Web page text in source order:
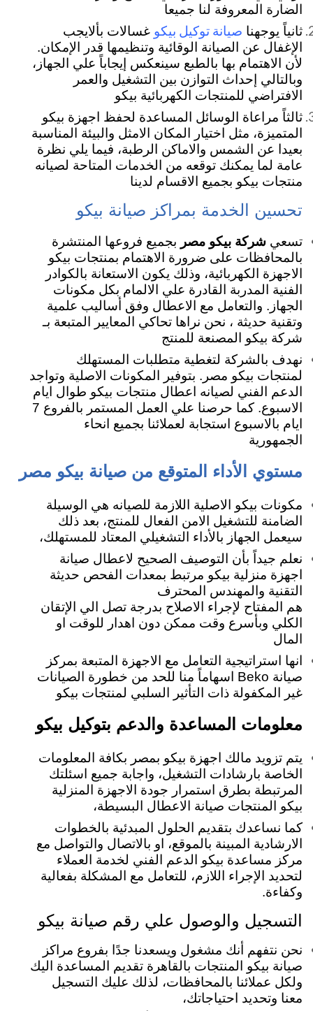
الضارة المعروفة لنا جميعا
ثانياً يوجهنا صيانة توكيل بيكو غسالات بألايجب
الإغفال عن الصيانة الوقائية وتنظيمها قدر الإمكان.
لأن الاهتمام بها بالطبع سينعكس إيجاباً علي الجهاز،
وبالتالي إحداث التوازن بين التشغيل والعمر
الافتراضي للمنتجات الكهربائية بيكو
ثالثاً مراعاة الوسائل المساعدة لحفظ اجهزة بيكو
المتميزة، مثل اختيار المكان الامثل والبيئة المناسبة
بعيدا عن الشمس والاماكن الرطبة، فيما يلي نظرة
عامة لما يمكنك توقعه من الخدمات المتاحة لصيانه
منتجات بيكو بجميع الاقسام لدينا
تحسين الخدمة بمراكز صيانة بيكو
تسعي شركة بيكو مصر بجميع فروعها المنتشرة
بالمحافظات على ضرورة الاهتمام بمنتجات بيكو
الاجهزة الكهربائية، وذلك يكون الاستعانة بالكوادر
الفنية المدربة القادرة علي الالمام بكل مكونات
الجهاز. والتعامل مع الاعطال وفق أساليب علمية
وتقنية حديثة ، نحن نراها تحاكي المعايير المتبعة بـ
شركة بيكو المصنعة للمنتج
نهدف بالشركة لتغطية متطلبات المستهلك
لمنتجات بيكو مصر. بتوفير المكونات الاصلية وتواجد
الدعم الفني لصيانه اعطال منتجات بيكو طوال ايام
الاسبوع. كما حرصنا علي العمل المستمر بالفروع 7
ايام بالاسبوع استجابة لعملائنا بجميع انحاء
الجمهورية
مستوي الأداء المتوقع من صيانة بيكو مصر
مكونات بيكو الاصلية اللازمة للصيانه هي الوسيلة
الضامنة للتشغيل الامن الفعال للمنتج، بعد ذلك
سيعمل الجهاز بالأداء التشغيلي المعتاد للمستهلك،
نعلم جيداً بأن التوصيف الصحيح لاعطال صيانة
اجهزة منزلية بيكو مرتبط بمعدات الفحص حديثة
التقنية والمهندس المحترف
هم المفتاح لإجراء الاصلاح بدرجة تصل الي الإتقان
الكلي وبأسرع وقت ممكن دون اهدار للوقت او
المال
انها استراتيجية التعامل مع الاجهزة المتبعة بمركز
صيانة Beko اسهاماً منا للحد من خطورة الصيانات
غير المكفولة ذات التأثير السلبي لمنتجات بيكو
معلومات المساعدة والدعم بتوكيل بيكو
يتم تزويد مالك اجهزة بيكو بمصر بكافة المعلومات
الخاصة بارشادات التشغيل، واجابة جميع اسئلتك
المرتبطة بطرق استمرار جودة الاجهزة المنزلية
بيكو المنتجات صيانة الاعطال البسيطة،
كما نساعدك بتقديم الحلول المبدئية بالخطوات
الارشادية المبينة بالموقع، او بالاتصال والتواصل مع
مركز مساعدة بيكو الدعم الفني لخدمة العملاء
لتحديد الإجراء اللازم، للتعامل مع المشكلة بفعالية
وكفاءة.
التسجيل والوصول علي رقم صيانة بيكو
نحن نتفهم أنك مشغول ويسعدنا جدًا بفروع مراكز
صيانة بيكو المنتجات بالقاهرة تقديم المساعدة اليك
ولكل عملائنا بالمحافظات، لذلك عليك التسجيل
معنا وتحديد احتياجاتك،